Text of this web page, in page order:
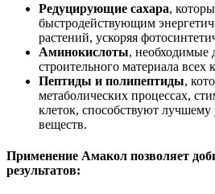
Редуцирующие сахара,
быстродействующим
растений, ускоряя
Аминокислоты, необходимые
строительного материала всех
Пептиды и полипептиды,
метаболических процессах,
клеток, способствуют
веществ.
Применение Амакол позволяет
результатов: